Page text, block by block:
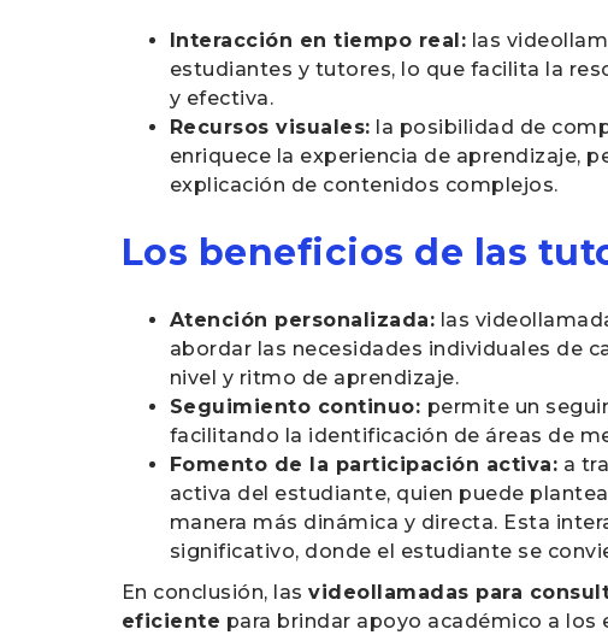
Interacción en tiempo real: las
estudiantes y tutores, lo que facilita la
y efectiva.
Recursos visuales: la posibilidad de
enriquece la experiencia de aprendizaje,
explicación de contenidos complejos.
Los beneficios de las
Atención personalizada: las
abordar las necesidades individuales de
nivel y ritmo de aprendizaje.
Seguimiento continuo: permite un
facilitando la identificación de áreas de
Fomento de la participación activa: a
activa del estudiante, quien puede
manera más dinámica y directa. Esta
significativo, donde el estudiante se
En conclusión, lasvideollamadas para
eficiente para brindar apoyo académico a